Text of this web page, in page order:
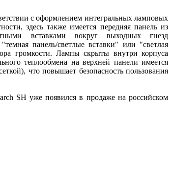
с оформлением интегральных ламповых
здесь также имеется передняя панель из
вставками вокруг выходных гнезд
панель/светлые вставки" или "светлая
громкости. Лампы скрыты внутри корпуса
теплообмена на верхней панели имеется
что повышает безопасность пользования
SH уже появился в продаже на российском